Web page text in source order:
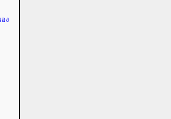
ง